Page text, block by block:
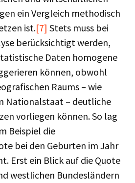
ein Vergleich methodisch
ist.[7] Stets muss bei
berücksichtigt werden,
Daten homogene
können, obwohl
Raums – wie
Nationalstaat – deutliche
vorliegen können. So lag
Beispiel die
bei den Geburten im Jahr
Erst ein Blick auf die Quote
westlichen Bundesländern